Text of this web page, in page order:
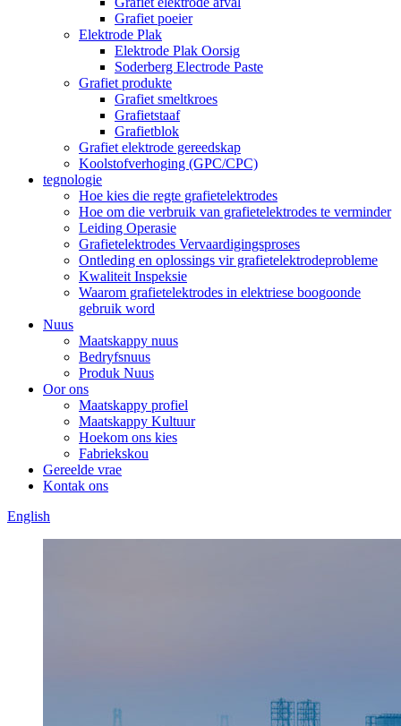
Grafiet poeier
Elektrode Plak
Elektrode Plak Oorsig
Soderberg Electrode Paste
Grafiet produkte
Grafiet smeltkroes
Grafietstaaf
Grafietblok
Grafiet elektrode gereedskap
Koolstofverhoging (GPC/CPC)
tegnologie
Hoe kies die regte grafietelektrodes
Hoe om die verbruik van grafietelektrodes te verminder
Leiding Operasie
Grafietelektrodes Vervaardigingsproses
Ontleding en oplossings vir grafietelektrodeprobleme
Kwaliteit Inspeksie
Waarom grafietelektrodes in elektriese boogoonde
gebruik word
Nuus
Maatskappy nuus
Bedryfsnuus
Produk Nuus
Oor ons
Maatskappy profiel
Maatskappy Kultuur
Hoekom ons kies
Fabriekskou
Gereelde vrae
Kontak ons
English